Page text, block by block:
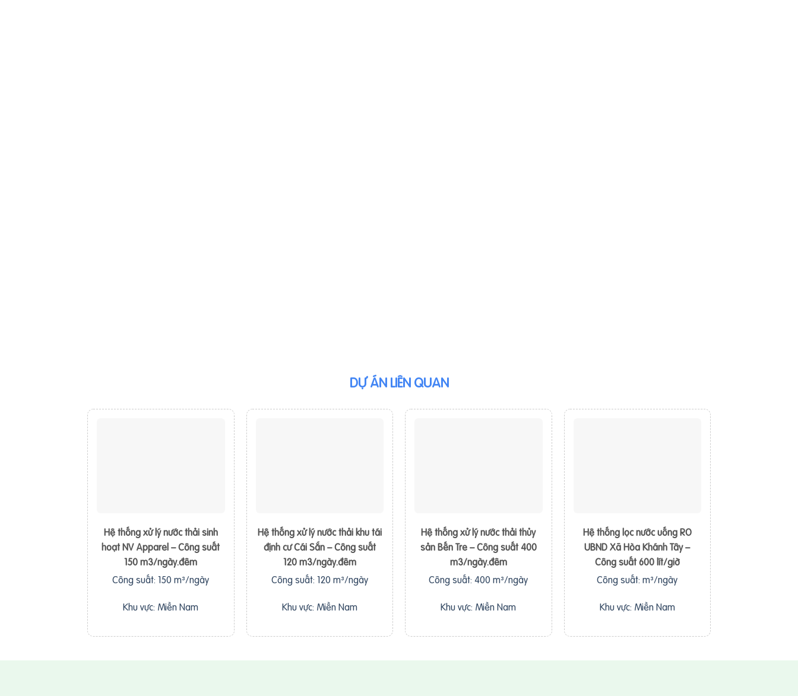
DỰ ÁN LIÊN QUAN
Hệ thống xử lý nước thải sinh
hoạt NV Apparel – Công suất
150 m3/ngày.đêm
Công suất: 150 m³/ngày
Khu vực: Miền Nam
Hệ thống xử lý nước thải khu tái
định cư Cái Sắn – Công suất
120 m3/ngày.đêm
Công suất: 120 m³/ngày
Khu vực: Miền Nam
Hệ thống xử lý nước thải thủy
sản Bến Tre – Công suất 400
m3/ngày.đêm
Công suất: 400 m³/ngày
Khu vực: Miền Nam
Hệ thống lọc nước uống RO
UBND Xã Hòa Khánh Tây –
Công suất 600 lít/giờ
Công suất: m³/ngày
Khu vực: Miền Nam